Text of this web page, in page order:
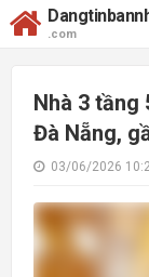
.com
Nhà 3 tầng
Đà Nẵng,
03/06/2026